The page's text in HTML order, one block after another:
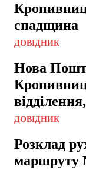
спадщина
ДОВІДНИК
Нова
ДОВІДНИК
Розклад
маршруту